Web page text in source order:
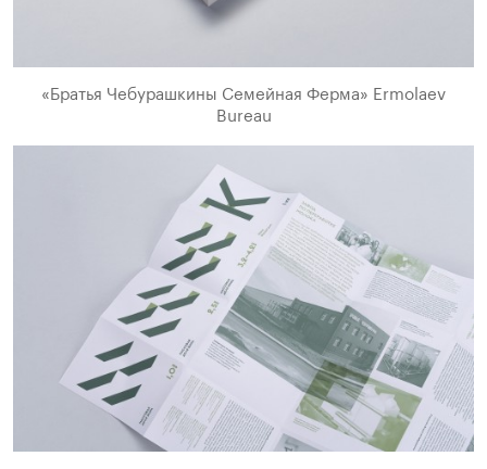
«Братья Чебурашкины Семейная Ферма» Ermolaev
Bureau